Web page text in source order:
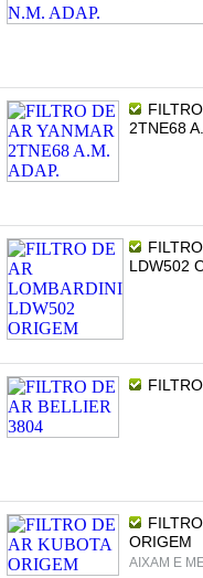
2TNE68
LDW502
ORIGEM
AIXAM E